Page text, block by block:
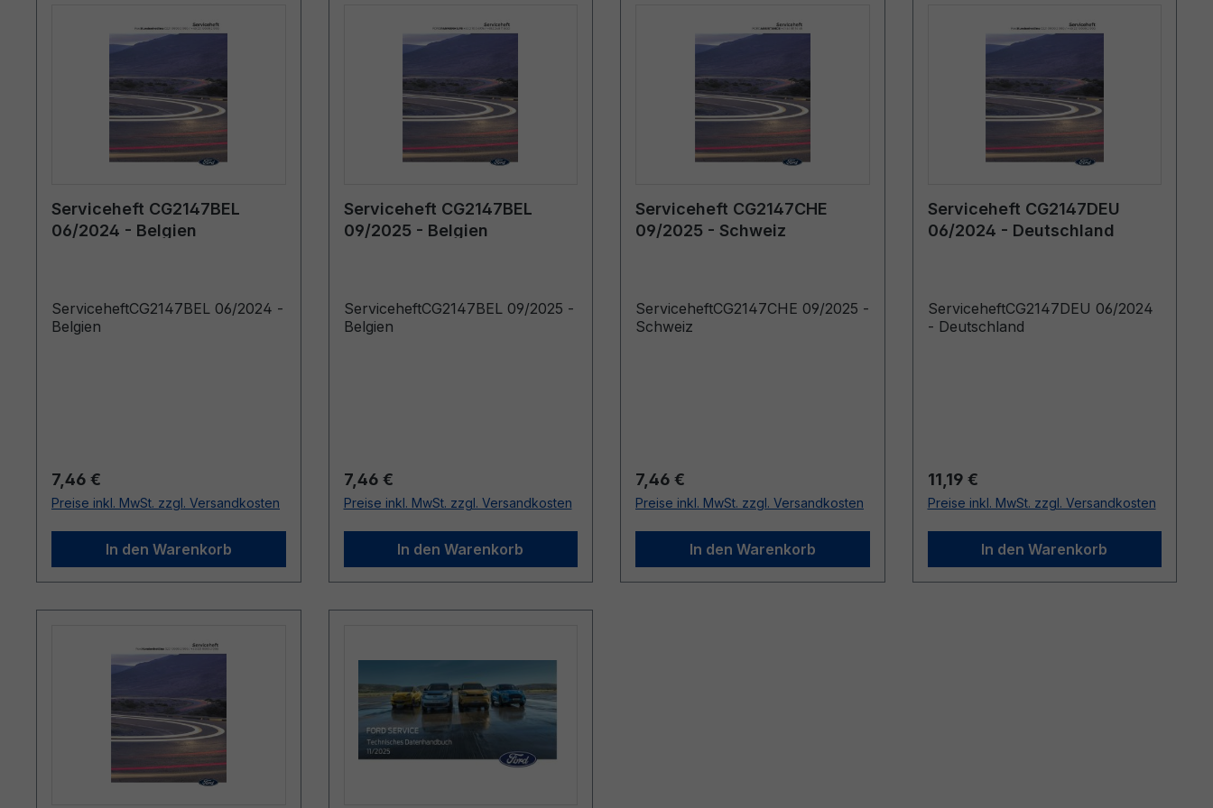
Serviceheft CG2147BEL
06/2024 - Belgien
ServiceheftCG2147BEL 06/2024 -
Belgien
Regulärer Preis:
7,46 €
Preise inkl. MwSt. zzgl. Versandkosten
In den Warenkorb
Serviceheft CG2147BEL
09/2025 - Belgien
ServiceheftCG2147BEL 09/2025 -
Belgien
Regulärer Preis:
7,46 €
Preise inkl. MwSt. zzgl. Versandkosten
In den Warenkorb
Serviceheft CG2147CHE
09/2025 - Schweiz
ServiceheftCG2147CHE 09/2025 -
Schweiz
Regulärer Preis:
7,46 €
Preise inkl. MwSt. zzgl. Versandkosten
In den Warenkorb
Serviceheft CG2147DEU
06/2024 - Deutschland
ServiceheftCG2147DEU 06/2024
- Deutschland
Regulärer Preis:
11,19 €
Preise inkl. MwSt. zzgl. Versandkosten
In den Warenkorb